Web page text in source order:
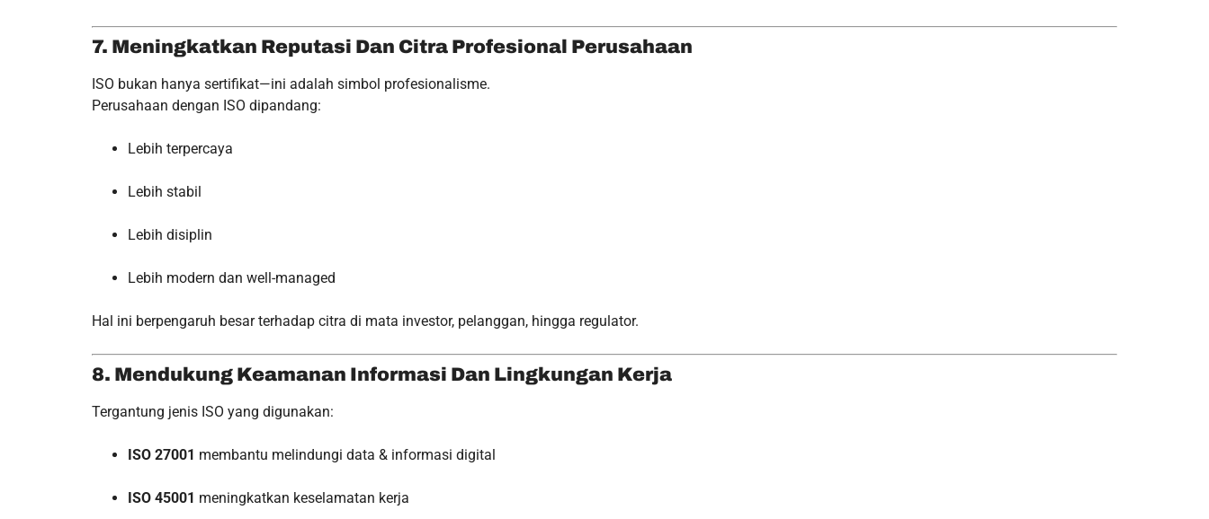
7. Meningkatkan Reputasi Dan Citra Profesional Perusahaan
ISO bukan hanya sertifikat—ini adalah simbol profesionalisme.
Perusahaan dengan ISO dipandang:
Lebih terpercaya
Lebih stabil
Lebih disiplin
Lebih modern dan well-managed
Hal ini berpengaruh besar terhadap citra di mata investor, pelanggan, hingga regulator.
8. Mendukung Keamanan Informasi Dan Lingkungan Kerja
Tergantung jenis ISO yang digunakan:
ISO 27001 membantu melindungi data & informasi digital
ISO 45001 meningkatkan keselamatan kerja